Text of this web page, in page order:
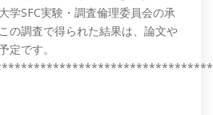
学SFC実験・調査倫理委員会の承
の調査で得られた結果は、論文や
定です。